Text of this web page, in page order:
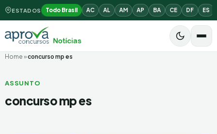
ESTADOS Todo Brasil AC AL AM AP BA CE DF ES
Home »concurso mp es
ASSUNTO
concurso mp es